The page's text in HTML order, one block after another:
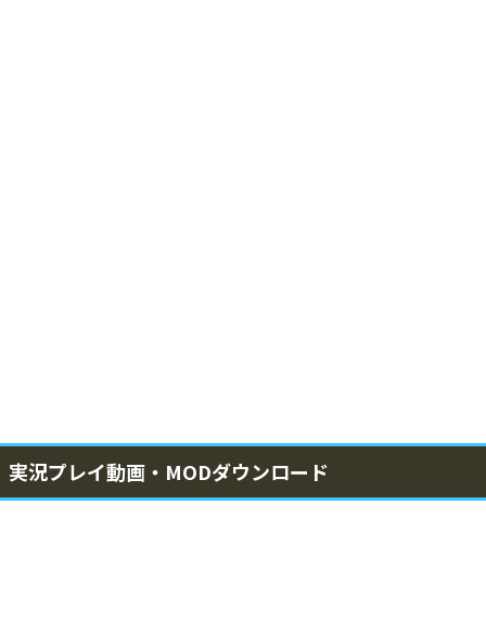
実況プレイ動画・MODダウンロード